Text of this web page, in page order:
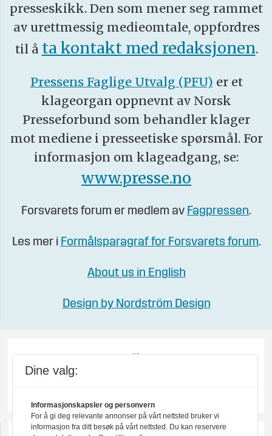
presseskikk. Den som mener seg rammet
av urettmessig medieomtale, oppfordres
til å ta kontakt med redaksjonen.
Pressens Faglige Utvalg (PFU) er et
klageorgan oppnevnt av Norsk
Presseforbund som behandler klager
mot mediene i presseetiske spørsmål. For
informasjon om klageadgang, se:
www.presse.no
Forsvarets forum er medlem av Fagpressen.
Les mer i Formålsparagraf for Forsvarets forum.
About us in English
Design by Nordström Design
Dine valg:
Informasjonskapsler og personvern
For å gi deg relevante annonser på vårt nettsted bruker vi
informasjon fra ditt besøk på vårt nettsted. Du kan reservere